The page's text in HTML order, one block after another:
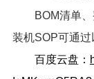
BOM清单
装机SOP可通过
百度云盘：